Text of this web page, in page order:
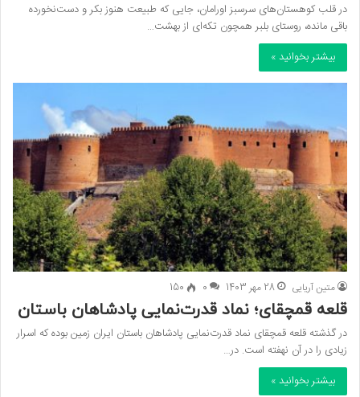
در قلب کوهستان‌های سرسبز اورامان، جایی که طبیعت هنوز بکر و دست‌نخورده
باقی مانده، روستای بلبر همچون تکه‌ای از بهشت…
بیشتر بخوانید »
متین آریایی 28 مهر 1403 0
150
قلعه قمچقای؛ نماد قدرت‌نمایی پادشاهان باستان
در گذشته قلعه قمچقای نماد قدرت‌نمایی پادشاهان باستان ایران زمین بوده که اسرار
زیادی را در آن نهفته است. در…
بیشتر بخوانید »